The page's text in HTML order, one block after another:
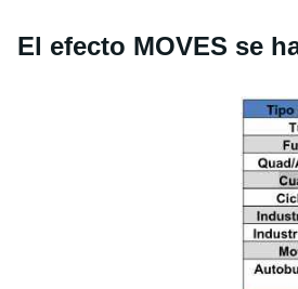
El efecto MOVES se